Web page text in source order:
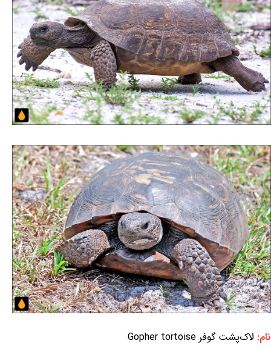
نام: لاک‌پشت گوفر Gopher tortoise